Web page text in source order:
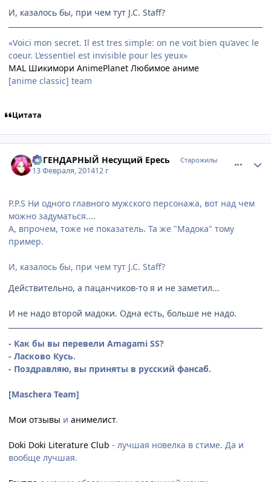
И, казалось бы, при чем тут J.C. Staff?
«Voici mon secret. Il est tres simple: on ne voit bien qu’avec le
coeur. L’essentiel est invisible pour les yeux»
MAL Шикимори AnimePlanet Любимое аниме
[anime classic] team
Цитата
ЛЕГЕНДАРНЫЙ Несущий Ересь Старожилы
13 Февраля, 201412 г
P.P.S Ни одного главного мужского персонажа, вот над чем
можно задуматься....
А, впрочем, тоже не показатель. Та же "Мадока" тому
пример.
И, казалось бы, при чем тут J.C. Staff?
Действительно, а пацанчиков-то я и не заметил...
И не надо второй мадоки. Одна есть, больше не надо.
- Как бы вы перевели Amagami SS?
- Ласково Кусь.
- Поздравляю, вы приняты в русский фансаб.
[Maschera Team]
Мои отзывы и анимелист.
Doki Doki Literature Club - лучшая новелка в стиме. Да и
вообще лучшая.